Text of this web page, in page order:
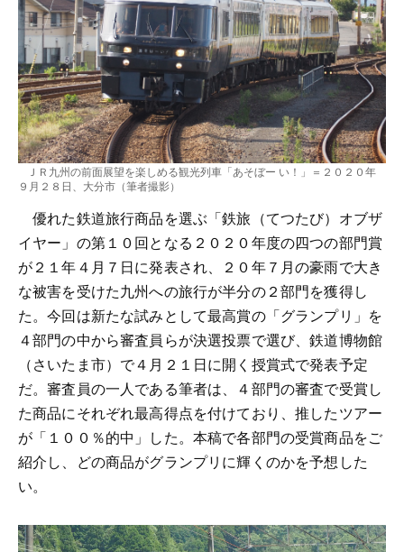
ＪＲ九州の前面展望を楽しめる観光列車「あそぼー い！」＝２０２０年
９月２８日、大分市（筆者撮影）
優れた鉄道旅行商品を選ぶ「鉄旅（てつたび）オブザ
イヤー」の第１０回となる２０２０年度の四つの部門賞
が２１年４月７日に発表され、２０年７月の豪雨で大き
な被害を受けた九州への旅行が半分の２部門を獲得し
た。今回は新たな試みとして最高賞の「グランプリ」を
４部門の中から審査員らが決選投票で選び、鉄道博物館
（さいたま市）で４月２１日に開く授賞式で発表予定
だ。審査員の一人である筆者は、４部門の審査で受賞し
た商品にそれぞれ最高得点を付けており、推したツアー
が「１００％的中」した。本稿で各部門の受賞商品をご
紹介し、どの商品がグランプリに輝くのかを予想した
い。